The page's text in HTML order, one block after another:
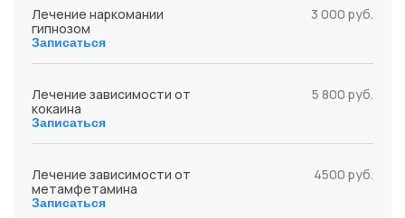
Лечение наркомании
гипнозом
3 000 руб.
Записаться
Лечение зависимости от
кокаина
5 800 руб.
Записаться
Лечение зависимости от
метамфетамина
4500 руб.
Записаться